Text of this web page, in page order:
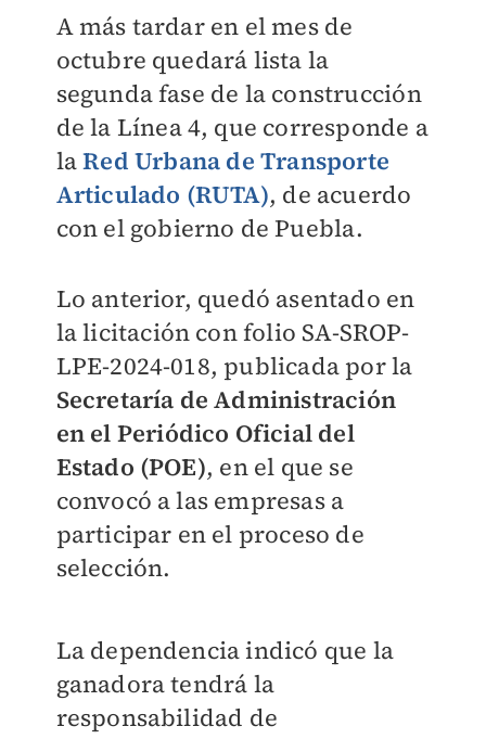
A más tardar en el mes de
octubre quedará lista la
segunda fase de la construcción
de la Línea 4, que corresponde a
laRed Urbana de Transporte
Articulado (RUTA), de acuerdo
con el gobierno de Puebla.
Lo anterior, quedó asentado en
la licitación con folio SA-SROP-
LPE-2024-018, publicada por la
Secretaría de Administración
en el Periódico Oficial del
Estado (POE), en el que se
convocó a las empresas a
participar en el proceso de
selección.
La dependencia indicó que la
ganadora tendrá la
responsabilidad de